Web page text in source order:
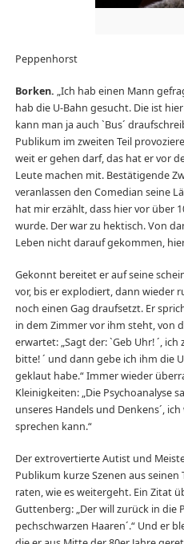
Peppenhorst
Borken. „Ich hab einen Mann
hab die U-Bahn gesucht. Die ist
kann man ja auch `Bus´
Publikum im zweiten Teil
weit er gehen darf, das hat er vor
Leute machen mit. Bestätigende
veranlassen den Comedian seine
hat mir erzählt, dass hier vor über
wurde. Der war zu hektisch. Von
Leben nicht darauf gekommen,
Gekonnt bereitet er auf seine
vor, bis er explodiert, dann wieder
noch einen Gag draufsetzt. Er
in dem Zimmer vor ihm steht, von
erwartet: „Sagt der: `Geb Uhr! ´,
bitte! ´ und dann gebe ich ihm die
geklaut habe.“ Immer wieder
Kleinigkeiten: „Die Psychoanalyse
unseres Handels und Denkens´,
sprechen kann.“
Der extrovertierte Autist und
Publikum kurze Szenen aus seinen
raten, wie es weitergeht. Ein Zitat
Guttenberg: „Der will zurück in die
pechschwarzen Haaren´.“ Und er